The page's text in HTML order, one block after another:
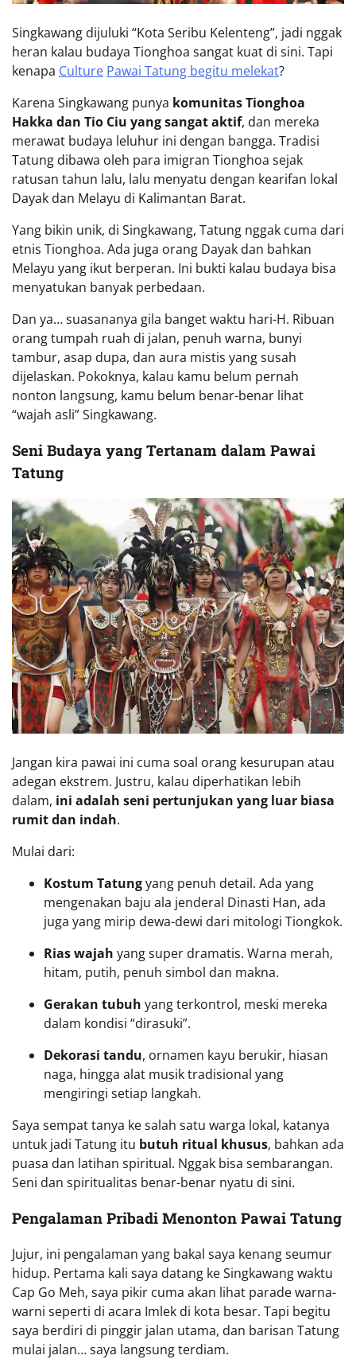
Singkawang dijuluki “Kota Seribu Kelenteng”, jadi nggak
heran kalau budaya Tionghoa sangat kuat di sini. Tapi
kenapa Culture Pawai Tatung begitu melekat?
Karena Singkawang punya komunitas Tionghoa
Hakka dan Tio Ciu yang sangat aktif, dan mereka
merawat budaya leluhur ini dengan bangga. Tradisi
Tatung dibawa oleh para imigran Tionghoa sejak
ratusan tahun lalu, lalu menyatu dengan kearifan lokal
Dayak dan Melayu di Kalimantan Barat.
Yang bikin unik, di Singkawang, Tatung nggak cuma dari
etnis Tionghoa. Ada juga orang Dayak dan bahkan
Melayu yang ikut berperan. Ini bukti kalau budaya bisa
menyatukan banyak perbedaan.
Dan ya… suasananya gila banget waktu hari-H. Ribuan
orang tumpah ruah di jalan, penuh warna, bunyi
tambur, asap dupa, dan aura mistis yang susah
dijelaskan. Pokoknya, kalau kamu belum pernah
nonton langsung, kamu belum benar-benar lihat
“wajah asli” Singkawang.
Seni Budaya yang Tertanam dalam Pawai
Tatung
Jangan kira pawai ini cuma soal orang kesurupan atau
adegan ekstrem. Justru, kalau diperhatikan lebih
dalam, ini adalah seni pertunjukan yang luar biasa
rumit dan indah.
Mulai dari:
Kostum Tatungyang penuh detail. Ada yang
mengenakan baju ala jenderal Dinasti Han, ada
juga yang mirip dewa-dewi dari mitologi Tiongkok.
Rias wajah yang super dramatis. Warna merah,
hitam, putih, penuh simbol dan makna.
Gerakan tubuh yang terkontrol, meski mereka
dalam kondisi “dirasuki”.
Dekorasi tandu, ornamen kayu berukir, hiasan
naga, hingga alat musik tradisional yang
mengiringi setiap langkah.
Saya sempat tanya ke salah satu warga lokal, katanya
untuk jadi Tatung itu butuh ritual khusus, bahkan ada
puasa dan latihan spiritual. Nggak bisa sembarangan.
Seni dan spiritualitas benar-benar nyatu di sini.
Pengalaman Pribadi Menonton Pawai Tatung
Jujur, ini pengalaman yang bakal saya kenang seumur
hidup. Pertama kali saya datang ke Singkawang waktu
Cap Go Meh, saya pikir cuma akan lihat parade warna-
warni seperti di acara Imlek di kota besar. Tapi begitu
saya berdiri di pinggir jalan utama, dan barisan Tatung
mulai jalan… saya langsung terdiam.